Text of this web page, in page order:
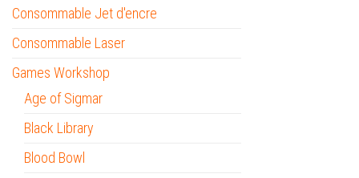
Consommable Jet d'encre
Consommable Laser
Games Workshop
Age of Sigmar
Black Library
Blood Bowl